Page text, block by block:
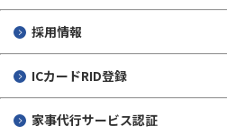
採用情報
ICカードRID登録
家事代行サービス認証